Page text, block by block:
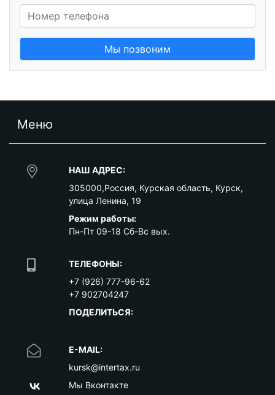
Мы позвоним
Меню
НАШ АДРЕС:
305000,Россия, Курская область, Курск,
улица Ленина, 19
Режим работы:
Пн-Пт 09-18 Сб-Вс вых.
ТЕЛЕФОНЫ:
+7 (926) 777-96-62
+7 902704247
ПОДЕЛИТЬСЯ:
E-MAIL:
kursk@intertax.ru
Мы Вконтакте